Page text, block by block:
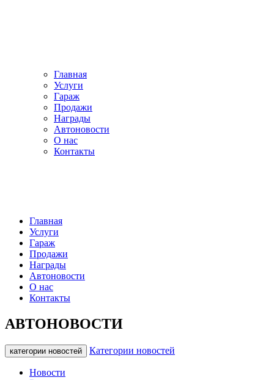
Главная
Услуги
Гараж
Продажи
Награды
Автоновости
О нас
Контакты
Главная
Услуги
Гараж
Продажи
Награды
Автоновости
О нас
Контакты
АВТОНОВОСТИ
категории новостей Категории новостей
Новости